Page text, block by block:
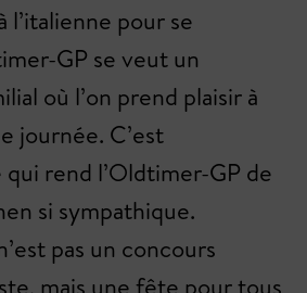
l’italienne pour se
GP se veut un
où l’on prend plaisir à
journée. C’est
rend l’Oldtimer-GP de
si sympathique.
pas un concours
mais une fête pour tous